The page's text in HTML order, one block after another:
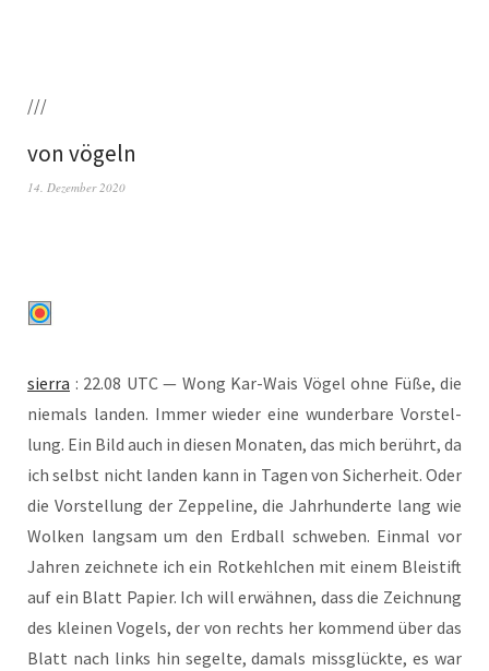
///
von vögeln
14. Dezember 2020
sier­ra : 22.08 UTC — Wong Kar-Wais Vögel ohne Füße, die
nie­mals lan­den. Immer wie­der eine wun­der­ba­re Vor­stel­
lung. Ein Bild auch in die­sen Mona­ten, das mich berührt, da
ich selbst nicht lan­den kann in Tagen von Sicher­heit. Oder
die Vor­stel­lung der Zep­pe­li­ne, die Jahr­hun­der­te lang wie
Wol­ken lang­sam um den Erd­ball schwe­ben. Ein­mal vor
Jah­ren zeich­ne­te ich ein Rot­kehl­chen mit einem Blei­stift
auf ein Blatt Papier. Ich will erwäh­nen, dass die Zeich­nung
des klei­nen Vogels, der von rechts her kom­mend über das
Blatt nach links hin segel­te, damals miss­glück­te, es war